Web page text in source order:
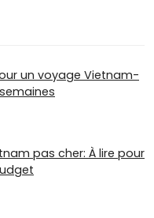
un voyage Vietnam-
pas cher: À lire pour